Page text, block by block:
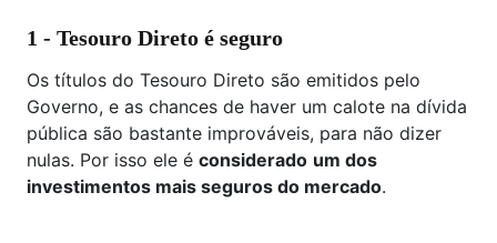
1 - Tesouro Direto é seguro
Os títulos do Tesouro Direto são emitidos pelo
Governo, e as chances de haver um calote na dívida
pública são bastante improváveis, para não dizer
nulas. Por isso ele é considerado um dos
investimentos mais seguros do mercado.